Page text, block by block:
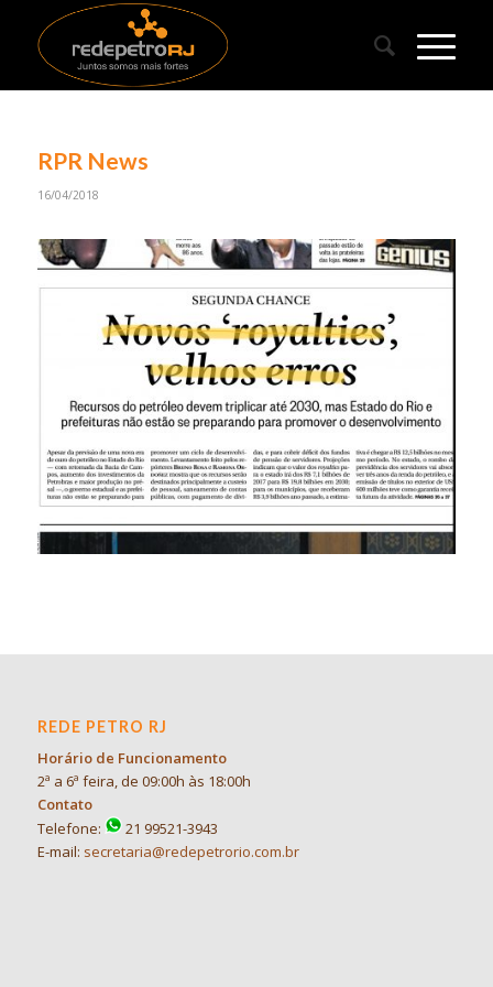
RPR News
16/04/2018
REDE PETRO RJ
Horário de Funcionamento
2ª a 6ª feira, de 09:00h às 18:00h
Contato
Telefone:
21 99521-3943
E-mail: secretaria@redepetrorio.com.br